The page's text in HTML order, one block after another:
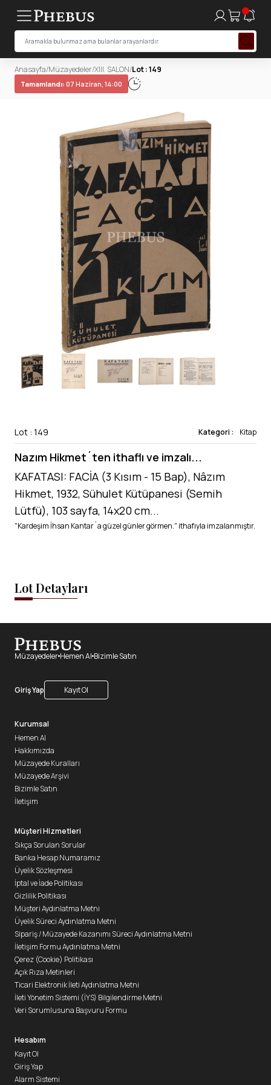
Anasayfa/Müzayedeler/XIII. SALON/Lot : 149
Tamamlandı: 07 Haziran, 14:00
Lot : 149 Kategori : Kitap
Nazım Hikmet´ten ithaflı ve imzalı...
KAFATASI: FACİA (3 Kısım - 15 Bap), Nâzım
Hikmet, 1932, Sühulet Kütüpanesi (Semih
Lütfü), 103 sayfa, 14x20 cm...
"Kardeşim İhsan Kantar´a güzel günler görmen." ithafıyla imzalanmıştır.
Lot Detayları
Müzayedeler Hemen Al Bizimle Satın
Giriş Yap Kayıt Ol
Kurumsal
Hemen Al
Hakkımızda
Müzayede Kuralları
Müzayede Arşivi
Bizimle Satın
İletişim
Müşteri Hizmetleri
Sıkça Sorulan Sorular
Banka Hesap Numaramız
Üyelik Sözleşmesi
İptal ve İade Politikası
Gizlilik Politikası
Müşteri Aydınlatma Metni
Üyelik Süreci Aydınlatma Metni
Sipariş / Müzayede Kazanımı Süreci Aydınlatma Metni
İletişim Formu Aydınlatma Metni
Çerez (Cookie) Politikası
Açık Rıza Metinleri
Ticari Elektronik İleti Aydınlatma Metni
İleti Yönetim Sistemi (İYS) Bilgilendirme Metni
Veri Sorumlusuna Başvuru Formu
Hesabım
Kayıt Ol
Giriş Yap
Alarm Sistemi